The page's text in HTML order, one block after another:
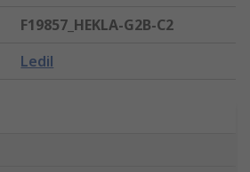
F19857_HEKLA-G2B-C2
Ledil